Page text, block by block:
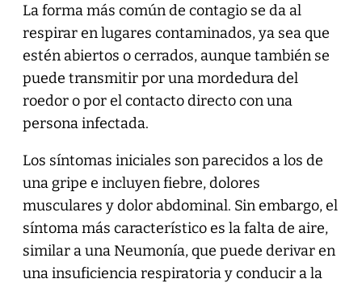
La forma más común de contagio se da al
respirar en lugares contaminados, ya sea que
estén abiertos o cerrados, aunque también se
puede transmitir por una mordedura del
roedor o por el contacto directo con una
persona infectada.
Los síntomas iniciales son parecidos a los de
una gripe e incluyen fiebre, dolores
musculares y dolor abdominal. Sin embargo, el
síntoma más característico es la falta de aire,
similar a una Neumonía, que puede derivar en
una insuficiencia respiratoria y conducir a la